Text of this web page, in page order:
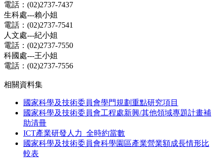
電話：(02)2737-7437
生科處---賴小姐
電話：(02)2737-7541
人文處---紀小姐
電話：(02)2737-7550
科國處---王小姐
電話：(02)2737-7556
相關資料集
國家科學及技術委員會學門規劃重點研究項目
國家科學及技術委員會工程處新興/其他領域專題計畫補
助清冊
ICT產業研發人力_全時約當數
國家科學及技術委員會科學園區產業營業額成長情形比
較表